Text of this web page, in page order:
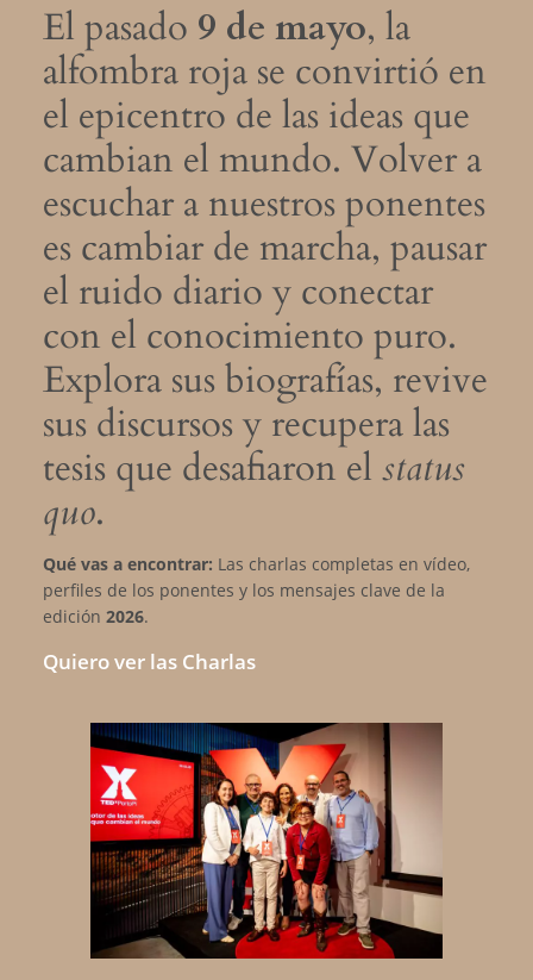
El pasado 9 de mayo, la
alfombra roja se convirtió en
el epicentro de las ideas que
cambian el mundo. Volver a
escuchar a nuestros ponentes
es cambiar de marcha, pausar
el ruido diario y conectar
con el conocimiento puro.
Explora sus biografías, revive
sus discursos y recupera las
tesis que desafiaron el status
quo.
Qué vas a encontrar: Las charlas completas en vídeo,
perfiles de los ponentes y los mensajes clave de la
edición 2026.
Quiero ver las Charlas